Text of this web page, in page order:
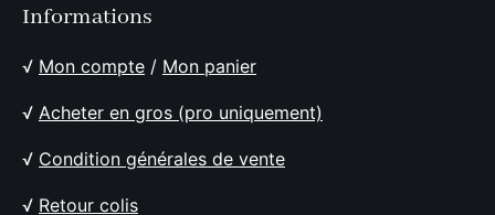
Informations
√ Mon compte / Mon panier
√ Acheter en gros (pro uniquement)
√ Condition générales de vente
√ Retour colis